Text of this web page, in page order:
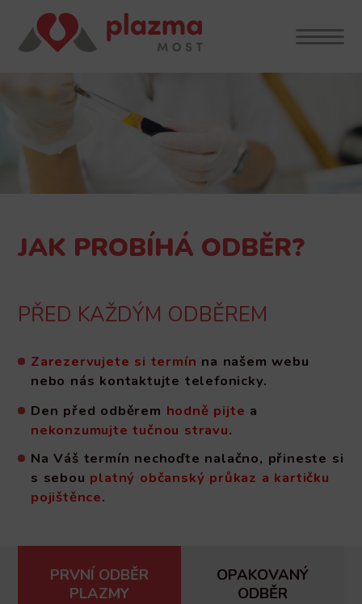
JAK PROBÍHÁ ODBĚR?
PŘED KAŽDÝM ODBĚREM
Zarezervujete si termín na našem webu
nebo nás kontaktujte telefonicky.
Den před odběrem hodně pijte a
nekonzumujte tučnou stravu.
Na Váš termín nechoďte nalačno, přineste si
s sebou platný občanský průkaz a kartičku
pojištěnce.
PRVNÍ ODBĚR
PLAZMY
OPAKOVANÝ
ODBĚR